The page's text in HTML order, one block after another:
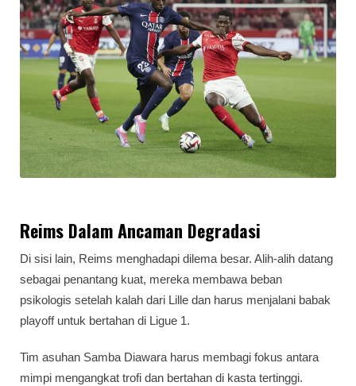
Reims Dalam Ancaman Degradasi
Di sisi lain, Reims menghadapi dilema besar. Alih-alih datang
sebagai penantang kuat, mereka membawa beban
psikologis setelah kalah dari Lille dan harus menjalani babak
playoff untuk bertahan di Ligue 1.
Tim asuhan Samba Diawara harus membagi fokus antara
mimpi mengangkat trofi dan bertahan di kasta tertinggi.